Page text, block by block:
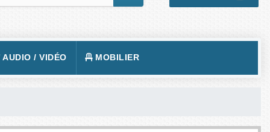
AUDIO / VIDÉO MOBILIER